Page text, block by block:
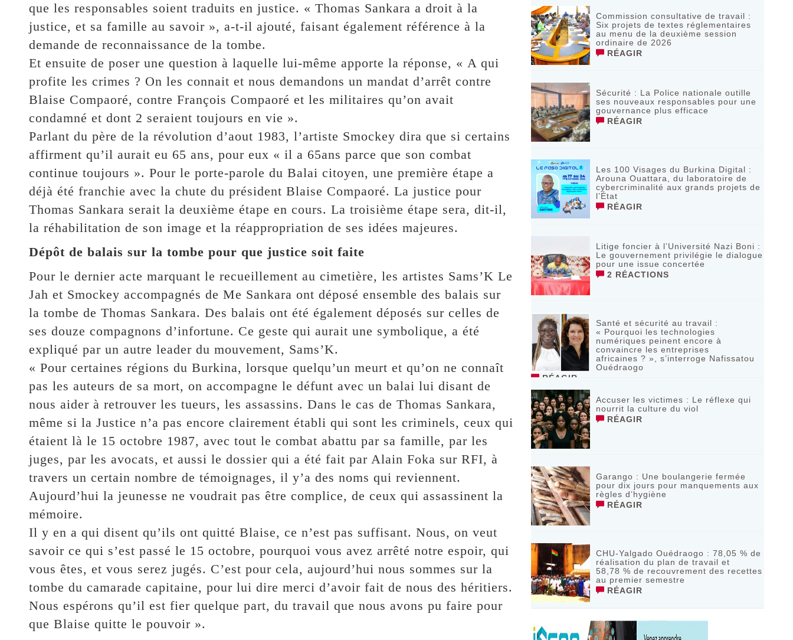
que les responsables soient traduits en justice. « Thomas Sankara a droit à la
justice, et sa famille au savoir », a-t-il ajouté, faisant également référence à la
demande de reconnaissance de la tombe.
Et ensuite de poser une question à laquelle lui-même apporte la réponse, « A qui
profite les crimes ? On les connait et nous demandons un mandat d’arrêt contre
Blaise Compaoré, contre François Compaoré et les militaires qu’on avait
condamné et dont 2 seraient toujours en vie ».
Parlant du père de la révolution d’aout 1983, l’artiste Smockey dira que si certains
affirment qu’il aurait eu 65 ans, pour eux « il a 65ans parce que son combat
continue toujours ». Pour le porte-parole du Balai citoyen, une première étape a
déjà été franchie avec la chute du président Blaise Compaoré. La justice pour
Thomas Sankara serait la deuxième étape en cours. La troisième étape sera, dit-il,
la réhabilitation de son image et la réappropriation de ses idées majeures.
Dépôt de balais sur la tombe pour que justice soit faite
Pour le dernier acte marquant le recueillement au cimetière, les artistes Sams’K Le
Jah et Smockey accompagnés de Me Sankara ont déposé ensemble des balais sur
la tombe de Thomas Sankara. Des balais ont été également déposés sur celles de
ses douze compagnons d’infortune. Ce geste qui aurait une symbolique, a été
expliqué par un autre leader du mouvement, Sams’K.
« Pour certaines régions du Burkina, lorsque quelqu’un meurt et qu’on ne connaît
pas les auteurs de sa mort, on accompagne le défunt avec un balai lui disant de
nous aider à retrouver les tueurs, les assassins. Dans le cas de Thomas Sankara,
même si la Justice n’a pas encore clairement établi qui sont les criminels, ceux qui
étaient là le 15 octobre 1987, avec tout le combat abattu par sa famille, par les
juges, par les avocats, et aussi le dossier qui a été fait par Alain Foka sur RFI, à
travers un certain nombre de témoignages, il y’a des noms qui reviennent.
Aujourd’hui la jeunesse ne voudrait pas être complice, de ceux qui assassinent la
mémoire.
Il y en a qui disent qu’ils ont quitté Blaise, ce n’est pas suffisant. Nous, on veut
savoir ce qui s’est passé le 15 octobre, pourquoi vous avez arrêté notre espoir, qui
vous êtes, et vous serez jugés. C’est pour cela, aujourd’hui nous sommes sur la
tombe du camarade capitaine, pour lui dire merci d’avoir fait de nous des héritiers.
Nous espérons qu’il est fier quelque part, du travail que nous avons pu faire pour
que Blaise quitte le pouvoir ».
Commission consultative de travail :
Six projets de textes réglementaires
au menu de la deuxième session
ordinaire de 2026
RÉAGIR
Sécurité : La Police nationale outille
ses nouveaux responsables pour une
gouvernance plus efficace
RÉAGIR
Les 100 Visages du Burkina Digital :
Arouna Ouattara, du laboratoire de
cybercriminalité aux grands projets de
l’État
RÉAGIR
Litige foncier à l’Université Nazi Boni :
Le gouvernement privilégie le dialogue
pour une issue concertée
2 RÉACTIONS
Santé et sécurité au travail :
« Pourquoi les technologies
numériques peinent encore à
convaincre les entreprises
africaines ? », s’interroge Nafissatou
Ouédraogo
RÉAGIR
Accuser les victimes : Le réflexe qui
nourrit la culture du viol
RÉAGIR
Garango : Une boulangerie fermée
pour dix jours pour manquements aux
règles d’hygiène
RÉAGIR
CHU-Yalgado Ouédraogo : 78,05 % de
réalisation du plan de travail et
58,78 % de recouvrement des recettes
au premier semestre
RÉAGIR